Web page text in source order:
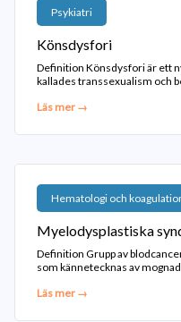
Psykiatri
Könsdysfori
Definition Könsdysfori är ett
kallades transsexualism och
Läs mer →
Hematologi och
Myelodysplastiska
Definition Grupp av
som kännetecknas av
Läs mer →